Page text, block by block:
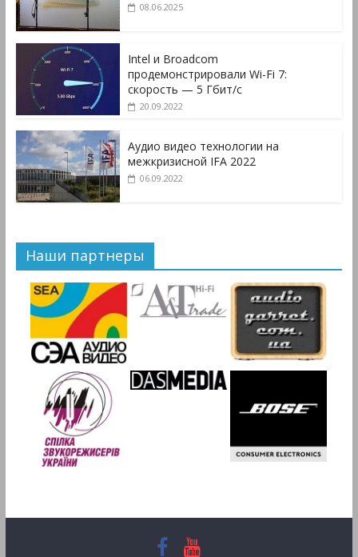
08.06.2025
Intel и Broadcom
продемонстрировали Wi-Fi 7:
скорость — 5 Гбит/с
20.09.2022
Аудио видео технологии на
межкризисной IFA 2022
06.09.2022
Наши партнеры